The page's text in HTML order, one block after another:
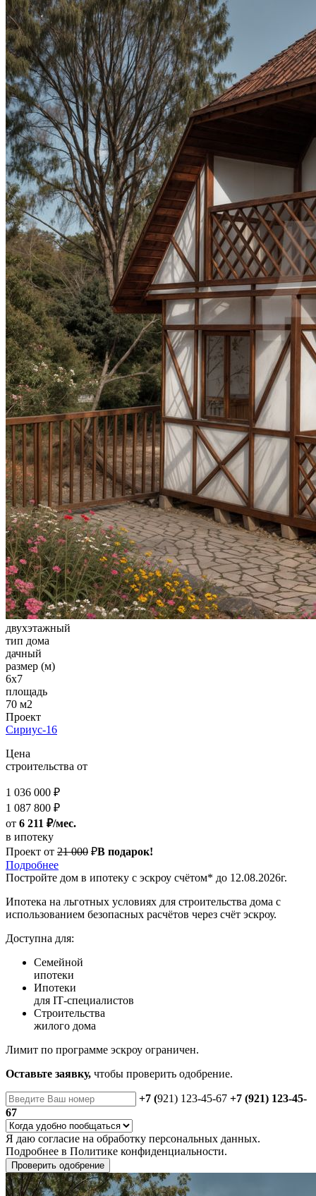
двухэтажный
тип дома
дачный
размер (м)
6х7
площадь
70 м2
Проект
Сириус-16
Цена
строительства от
1 036 000 ₽
1 087 800 ₽
от 6 211 ₽/мес.
в ипотеку
Проект от 21 000 ₽В подарок!
Подробнее
Постройте дом в ипотеку с эскроу счётом* до 12.08.2026г.
Ипотека на льготных условиях для строительства дома с
использованием безопасных расчётов через счёт эскроу.
Доступна для:
Семейной
ипотеки
Ипотеки
для IT‑специалистов
Строительства
жилого дома
Лимит по программе эскроу ограничен.
Оставьте заявку, чтобы проверить одобрение.
+7 (921) 123-45-67 +7 (921) 123-45-
67
Я даю согласие на обработку персональных данных.
Подробнее в Политике конфиденциальности.
Проверить одобрение